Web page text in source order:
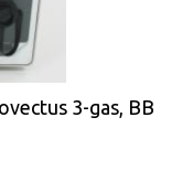
3-gas, BB